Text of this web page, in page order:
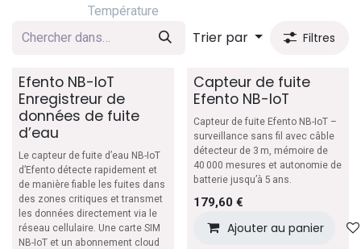
Température
Trier par Filtres
Efento NB-IoT
Enregistreur de
données de fuite
d’eau
Le capteur de fuite d’eau NB-IoT
d’Efento détecte rapidement et
de manière fiable les fuites dans
des zones critiques et transmet
les données directement via le
réseau cellulaire. Une carte SIM
NB-IoT et un abonnement cloud
Capteur de fuite
Efento NB-IoT
Capteur de fuite Efento NB-IoT –
surveillance sans fil avec câble
détecteur de 3 m, mémoire de
40 000 mesures et autonomie de
batterie jusqu’à 5 ans.
179,60€
Ajouter au panier